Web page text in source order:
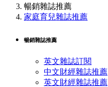
暢銷雜誌推薦
家庭育兒雜誌推薦
暢銷雜誌推薦
英文雜誌訂閱
中文財經雜誌推薦
英文財經雜誌推薦